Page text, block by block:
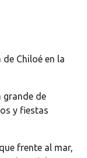
Chiloé en la
grande de
y fiestas
frente al mar,